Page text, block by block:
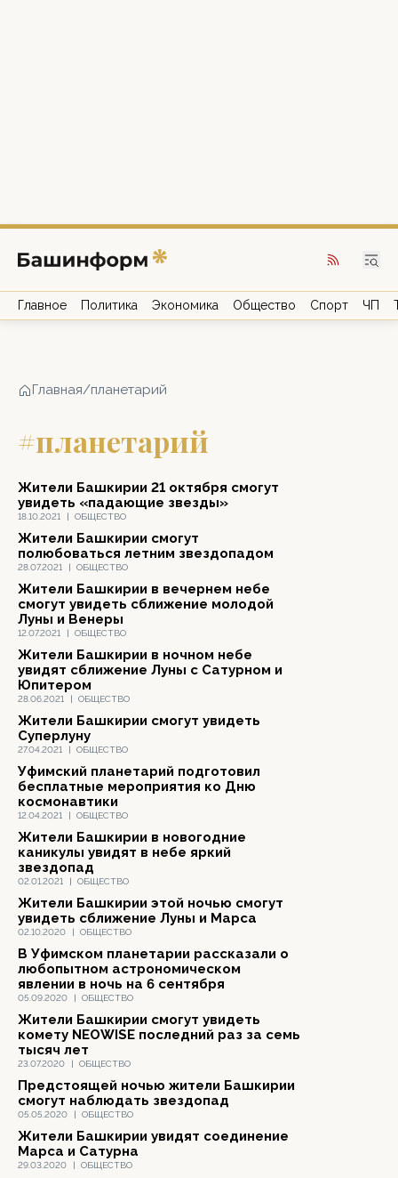
Главное Политика Экономика Общество Спорт ЧП
Главная/планетарий
#планетарий
18.10.2021 | ОБЩЕСТВО
Жители Башкирии 21 октября смогут
увидеть «падающие звезды»
28.07.2021 | ОБЩЕСТВО
Жители Башкирии смогут
полюбоваться летним звездопадом
12.07.2021 | ОБЩЕСТВО
Жители Башкирии в вечернем небе
смогут увидеть сближение молодой
Луны и Венеры
28.06.2021 | ОБЩЕСТВО
Жители Башкирии в ночном небе
увидят сближение Луны с Сатурном и
Юпитером
27.04.2021 | ОБЩЕСТВО
Жители Башкирии смогут увидеть
Суперлуну
12.04.2021 | ОБЩЕСТВО
Уфимский планетарий подготовил
бесплатные мероприятия ко Дню
космонавтики
02.01.2021 | ОБЩЕСТВО
Жители Башкирии в новогодние
каникулы увидят в небе яркий
звездопад
02.10.2020 | ОБЩЕСТВО
Жители Башкирии этой ночью смогут
увидеть сближение Луны и Марса
05.09.2020 | ОБЩЕСТВО
В Уфимском планетарии рассказали о
любопытном астрономическом
явлении в ночь на 6 сентября
23.07.2020 | ОБЩЕСТВО
Жители Башкирии смогут увидеть
комету NEOWISE последний раз за семь
тысяч лет
05.05.2020 | ОБЩЕСТВО
Предстоящей ночью жители Башкирии
смогут наблюдать звездопад
29.03.2020 | ОБЩЕСТВО
Жители Башкирии увидят соединение
Марса и Сатурна